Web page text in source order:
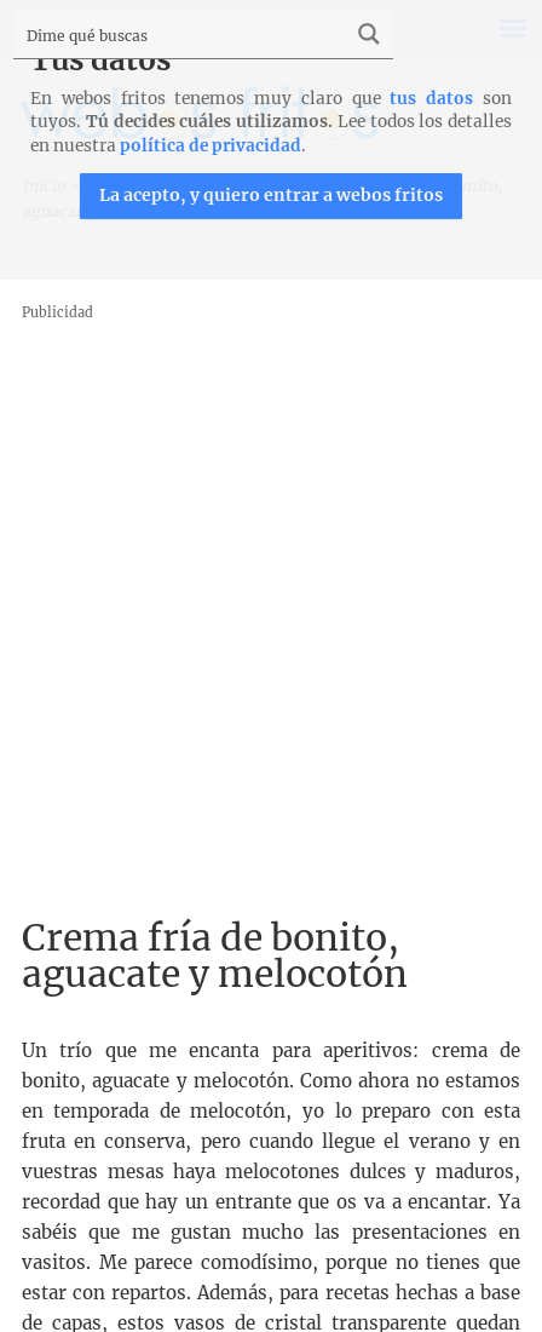
Recetas Entrantes y aperitivos
Crema fría de bonito,
aguacate y melocotón
Publicidad
Crema fría de bonito,
aguacate y melocotón
Un trío que me encanta para aperitivos: crema de
bonito, aguacate y melocotón. Como ahora no estamos
en temporada de melocotón, yo lo preparo con esta
fruta en conserva, pero cuando llegue el verano y en
vuestras mesas haya melocotones dulces y maduros,
recordad que hay un entrante que os va a encantar. Ya
sabéis que me gustan mucho las presentaciones en
vasitos. Me parece comodísimo, porque no tienes que
estar con repartos. Además, para recetas hechas a base
de capas, estos vasos de cristal transparente quedan
Tus datos
En webos fritos tenemos muy claro quetus datos son
tuyos. Tú decides cuáles utilizamos. Lee todos los detalles
en nuestrapolítica de privacidad.
La acepto, y quiero entrar a webos fritos